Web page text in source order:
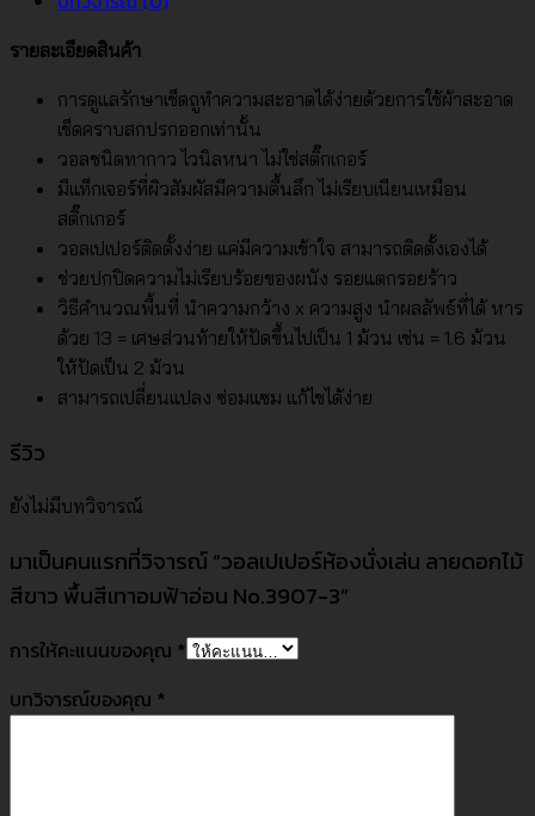
อม
ฟ้า
อ่อน
No.3907-
3
ชิ้น
รายละเอียดสินค้า
การดูแลรักษาเช็ดถูทำความสะอาดได้ง่ายด้วยการใช้ผ้าสะอาด
เช็ดคราบสกปรกออกเท่านั้น
วอลชนิดทากาว ไวนิลหนา ไม่ใช่สติ๊กเกอร์
มีแท็กเจอร์ที่ผิวสัมผัสมีความตื้นลึก ไม่เรียบเนียนเหมือน
สติ๊กเกอร์
วอลเปเปอร์ติดตั้งง่าย แค่มีความเข้าใจ สามารถติดตั้งเองได้
ช่วยปกปิดความไม่เรียบร้อยของผนัง รอยแตกรอยร้าว
วิธีคำนวณพื้นที่ นำความกว้าง x ความสูง นำผลลัพธ์ที่ได้ หาร
ด้วย 13 = เศษส่วนท้ายให้ปัดขึ้นไปเป็น 1 ม้วน เช่น = 1.6 ม้วน
ให้ปัดเป็น 2 ม้วน
สามารถเปลี่ยนแปลง ซ่อมแซม แก้ไขได้ง่าย
รีวิว
ยังไม่มีบทวิจารณ์
มาเป็นคนแรกที่วิจารณ์ “วอลเปเปอร์ห้องนั่งเล่น ลายดอกไม้
สีขาว พื้นสีเทาอมฟ้าอ่อน No.3907-3”
การให้คะแนนของคุณ *
บทวิจารณ์ของคุณ *